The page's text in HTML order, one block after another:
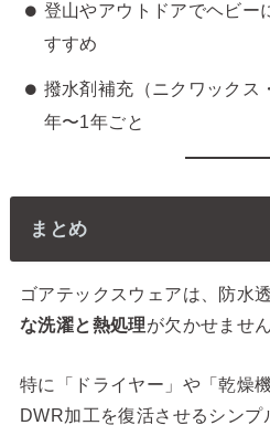
登山やアウトドアでヘビー
すすめ
撥水剤補充（ニクワックス
年〜1年ごと
まとめ
ゴアテックスウェアは、防水
な洗濯と熱処理が欠かせません
特に「ドライヤー」や「乾燥
DWR加工を復活させるシン